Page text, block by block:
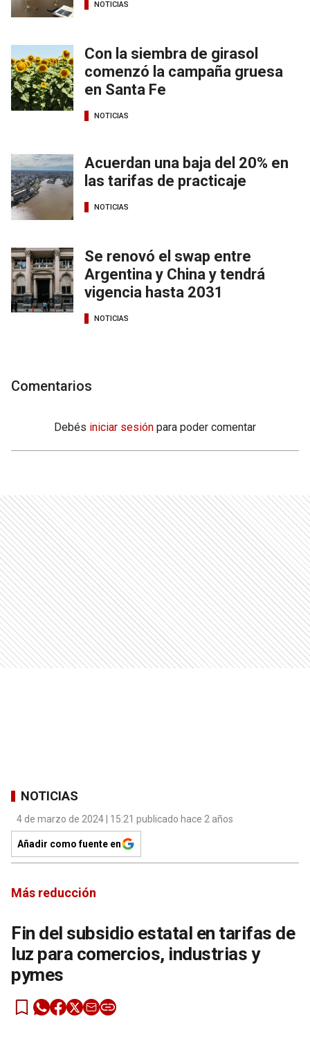
NOTICIAS
Con la siembra de girasol
comenzó la campaña gruesa
en Santa Fe
NOTICIAS
Acuerdan una baja del 20% en
las tarifas de practicaje
NOTICIAS
Se renovó el swap entre
Argentina y China y tendrá
vigencia hasta 2031
NOTICIAS
Comentarios
Debés iniciar sesión para poder comentar
NOTICIAS
4 de marzo de 2024 | 15:21 publicado hace 2 años
Añadir como fuente en
Más reducción
Fin del subsidio estatal en tarifas de
luz para comercios, industrias y
pymes